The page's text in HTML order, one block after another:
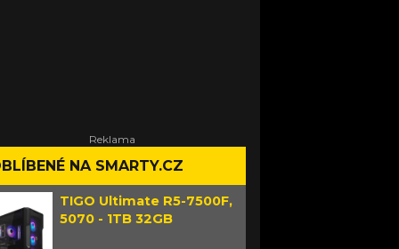
NA SMARTY.CZ
TIGO Ultimate R5-7500F,
5070 - 1TB 32GB